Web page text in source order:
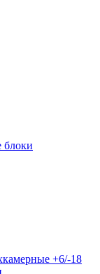
блоки
+6/-18